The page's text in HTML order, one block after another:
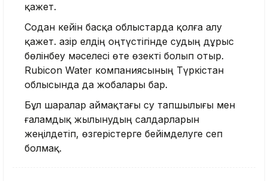
қажет.
Содан кейін басқа облыстарда қолға алу
қажет. Қазір елдің оңтүстігінде судың дұрыс
бөлінбеу мәселесі өте өзекті болып отыр.
Rubicon Water компаниясының Түркістан
облысында да жобалары бар.
Бұл шаралар аймақтағы су тапшылығы мен
ғаламдық жылынудың салдарларын
жеңілдетіп, өзгерістерге бейімделуге сеп
болмақ.